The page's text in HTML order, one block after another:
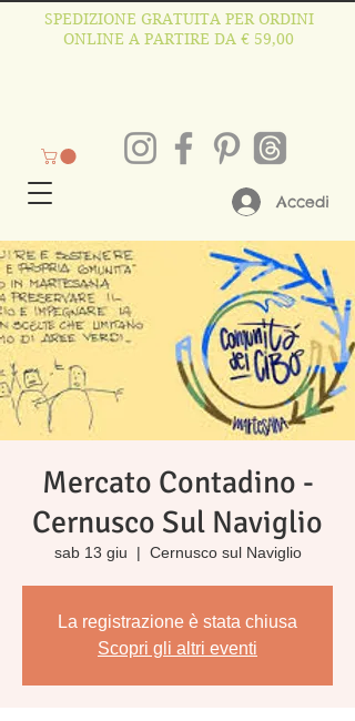
SPEDIZIONE GRATUITA PER ORDINI
ONLINE A PARTIRE DA € 59,00
Accedi
Mercato Contadino -
Cernusco Sul Naviglio
sab 13 giu
  |
Cernusco sul Naviglio
La registrazione è stata chiusa
Scopri gli altri eventi